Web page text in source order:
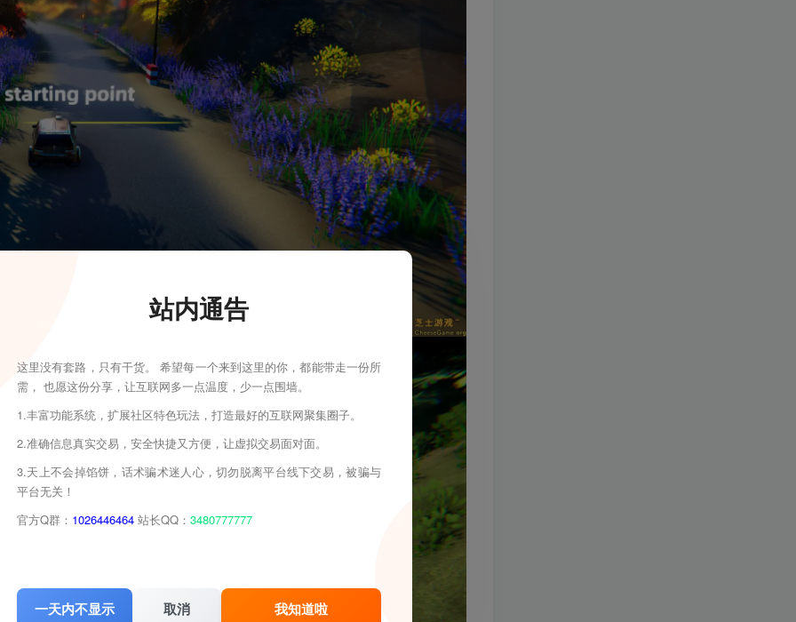
站内通告
这里没有套路，只有干货。 希望每一个来到这里的你，都能带走一份所
需， 也愿这份分享，让互联网多一点温度，少一点围墙。
1.丰富功能系统，扩展社区特色玩法，打造最好的互联网聚集圈子。
2.准确信息真实交易，安全快捷又方便，让虚拟交易面对面。
3.天上不会掉馅饼，话术骗术迷人心，切勿脱离平台线下交易，被骗与
平台无关！
官方Q群： 1026446464 站长QQ： 3480777777
一天内不显示 取消 我知道啦